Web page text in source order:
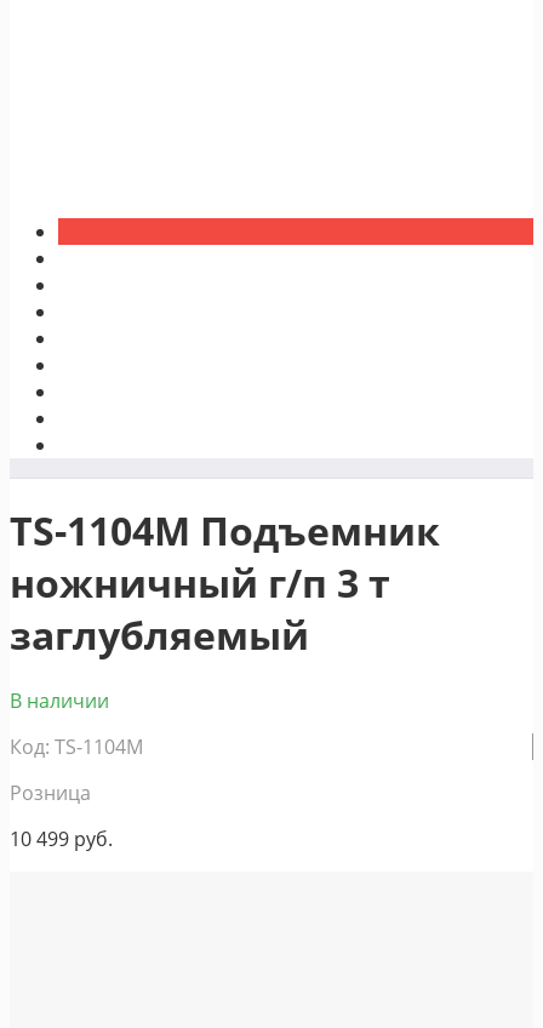
TS-1104M Подъемник
ножничный г/п 3 т
заглубляемый
В наличии
Код: TS-1104M
Розница
10 499 руб.